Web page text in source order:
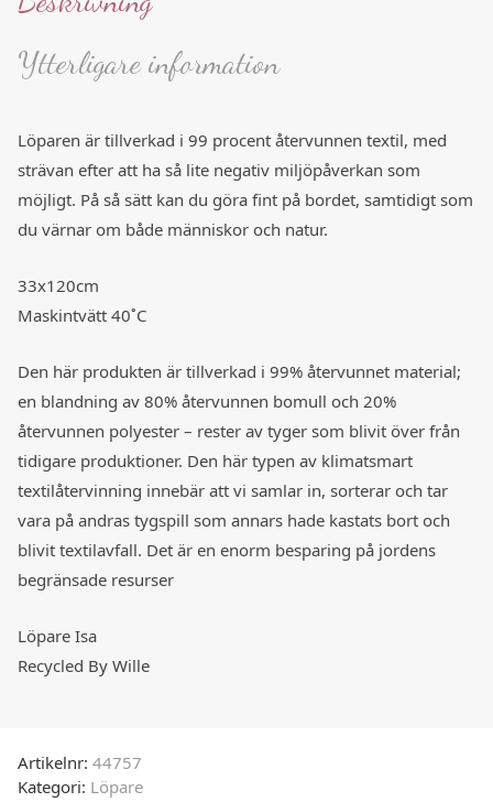
Ytterligare information
Löparen är tillverkad i 99 procent återvunnen textil, med
strävan efter att ha så lite negativ miljöpåverkan som
möjligt. På så sätt kan du göra fint på bordet, samtidigt som
du värnar om både människor och natur.
33x120cm
Maskintvätt 40˚C
Den här produkten är tillverkad i 99% återvunnet material;
en blandning av 80% återvunnen bomull och 20%
återvunnen polyester – rester av tyger som blivit över från
tidigare produktioner. Den här typen av klimatsmart
textilåtervinning innebär att vi samlar in, sorterar och tar
vara på andras tygspill som annars hade kastats bort och
blivit textilavfall. Det är en enorm besparing på jordens
begränsade resurser
Löpare Isa
Recycled By Wille
Artikelnr: 44757
Kategori: Löpare